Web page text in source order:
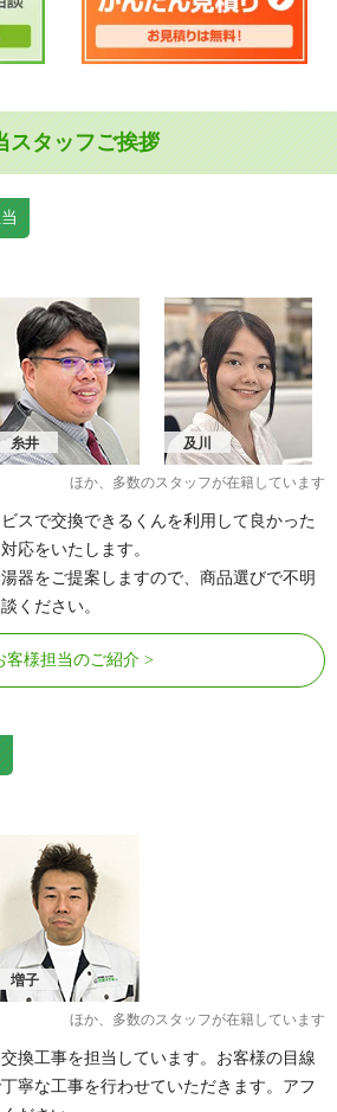
スタッフご挨拶
糸井 及川
ほか、多数のスタッフが在籍しています
スで交換できるくんを利用して良かった
応をいたします。
器をご提案しますので、商品選びで不明
ください。
客様担当のご紹介
増子
ほか、多数のスタッフが在籍しています
換工事を担当しています。お客様の目線
寧な工事を行わせていただきます。アフ